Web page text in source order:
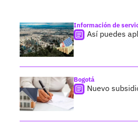
Información de
Así puedes
Bogotá
Nuevo